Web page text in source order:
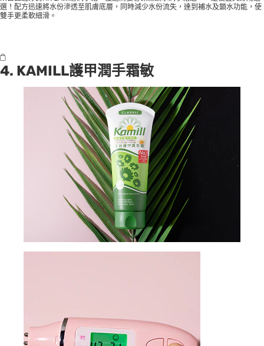
選！配方迅速將水份滲透至肌膚底層，同時減少水份流失，達到補水及鎖水功能，使
雙手更柔軟細滑。
4. KAMILL護甲潤手霜敏